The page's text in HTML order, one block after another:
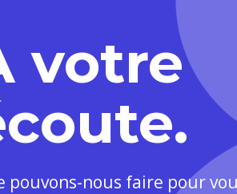
votre
pouvons-nous faire pour